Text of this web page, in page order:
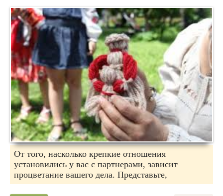
От того, насколько крепкие отношения
установились у вас с партнерами, зависит
процветание вашего дела. Представьте,